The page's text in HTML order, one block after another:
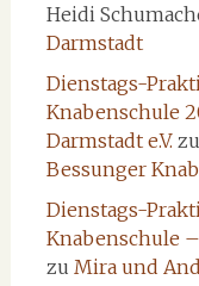
Heidi
Darmstadt
Dienstags-
Knabenschule
Darmstadt e.V.zu
Bessunger
Dienstags-
Knabenschule
zu Mira und